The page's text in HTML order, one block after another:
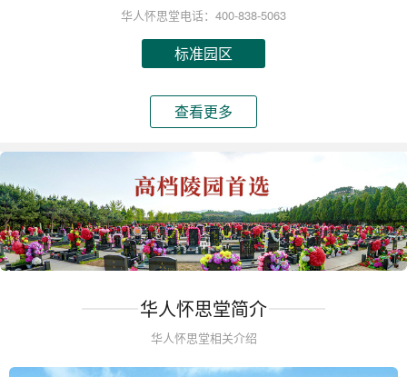
华人怀思堂电话：400-838-5063
标准园区
查看更多
华人怀思堂简介
华人怀思堂相关介绍